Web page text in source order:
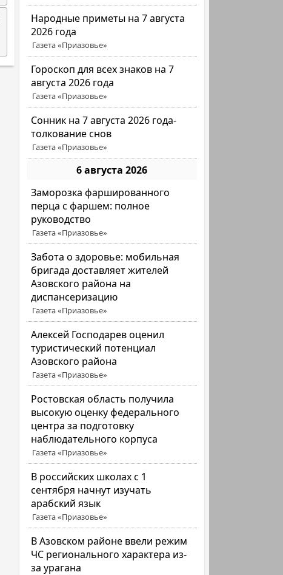
Народные приметы на 7 августа
2026 года
Газета «Приазовье»
Гороскоп для всех знаков на 7
августа 2026 года
Газета «Приазовье»
Сонник на 7 августа 2026 года-
толкование снов
Газета «Приазовье»
6 августа 2026
Заморозка фаршированного
перца с фаршем: полное
руководство
Газета «Приазовье»
Забота о здоровье: мобильная
бригада доставляет жителей
Азовского района на
диспансеризацию
Газета «Приазовье»
Алексей Господарев оценил
туристический потенциал
Азовского района
Газета «Приазовье»
Ростовская область получила
высокую оценку федерального
центра за подготовку
наблюдательного корпуса
Газета «Приазовье»
В российских школах с 1
сентября начнут изучать
арабский язык
Газета «Приазовье»
В Азовском районе ввели режим
ЧС регионального характера из-
за урагана